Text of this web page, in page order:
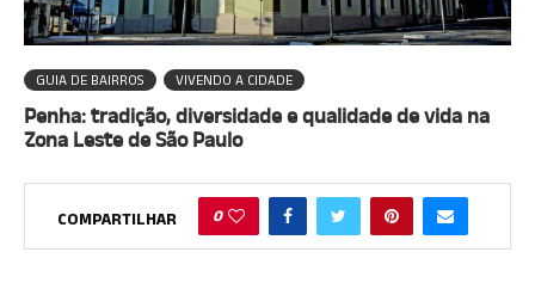
GUIA DE BAIRROS VIVENDO A CIDADE
Penha: tradição, diversidade e qualidade de vida na
Zona Leste de São Paulo
COMPARTILHAR 0